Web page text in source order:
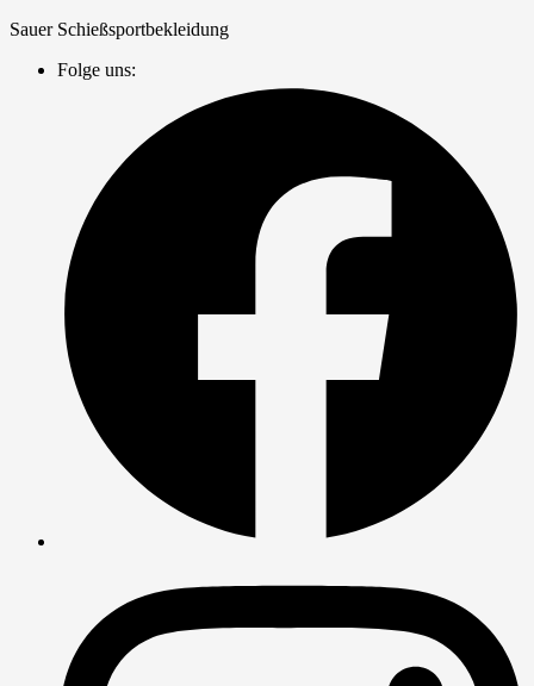
Zum
springen
Sauer Schießsportbekleidung
Folge uns: